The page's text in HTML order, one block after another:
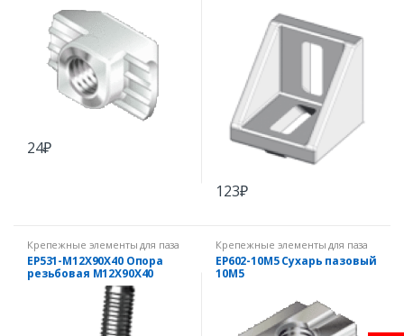
24₽
123₽
Крепежные элементы для паза
10 мм
EP531-M12X90X40 Опора
резьбовая M12X90X40
Крепежные элементы для паза
10 мм
EP602-10M5 Сухарь пазовый
10М5